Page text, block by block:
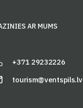
AR MUMS
+371 29232226
tourism@ventspils.lv